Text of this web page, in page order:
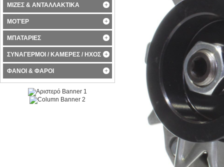
ΜΙΖΕΣ & ΑΝΤΑΛΛΑΚΤΙΚΑ
ΜΟΤΈΡ
ΜΠΑΤΑΡΙΕΣ
ΣΥΝΑΓΕΡΜΟΙ / ΚΑΜΕΡΕΣ / ΗΧΟΣ
ΦΑΝΟΙ & ΦΑΡΟΙ